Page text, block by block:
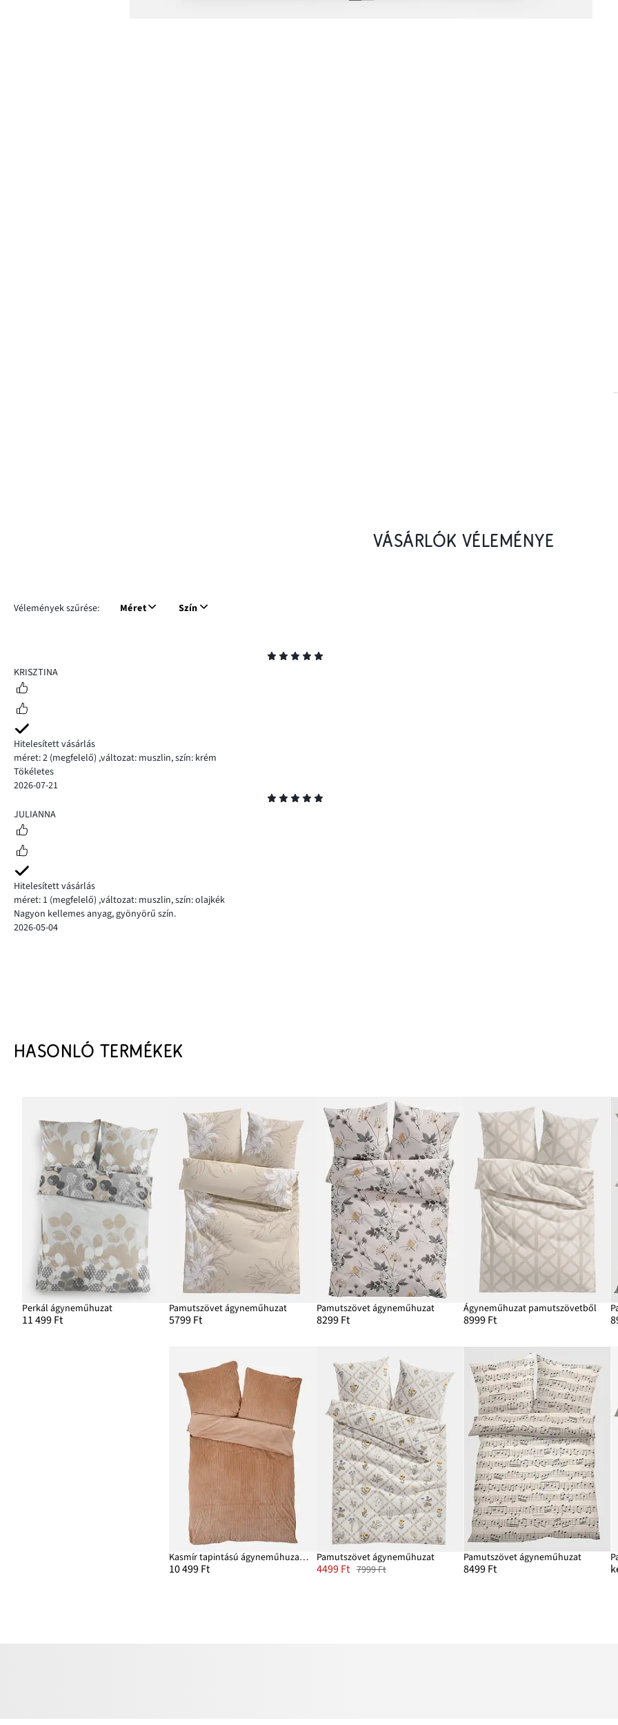
VÁSÁRLÓK VÉLEMÉNYE
Vélemények szűrése: Méret Szín
5
KRISZTINA
Hitelesített vásárlás
méret: 2 (megfelelő) ,változat: muszlin,szín: krém
Tökéletes
2026-07-21
5
JULIANNA
Hitelesített vásárlás
méret: 1 (megfelelő) ,változat: muszlin,szín: olajkék
Nagyon kellemes anyag, gyönyörű szín.
2026-05-04
HASONLÓ TERMÉKEK
Perkál ágyneműhuzat
11 499 Ft
Pamutszövet ágyneműhuzat
5799 Ft
Pamutszövet ágyneműhuzat
8299 Ft
Ágyneműhuzat pamutszövetből
8999 Ft
Kasmír tapintású ágyneműhuzat kord hatásban
10 499 Ft
Pamutszövet ágyneműhuzat
4499 Ft 7999 Ft
Pamutszövet ágyneműhuzat
8499 Ft